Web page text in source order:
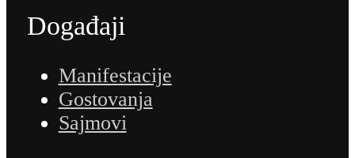
Događaji
Manifestacije
Gostovanja
Sajmovi